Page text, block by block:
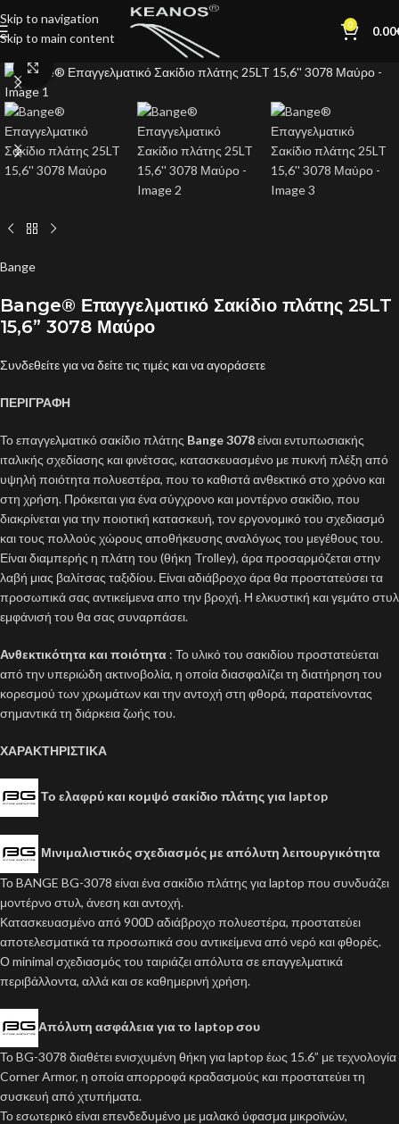
Skip to navigation
Skip to main content
0 0.00
Click to enlarge
Bange
Bange® Επαγγελματικό Σακίδιο πλάτης 25LT
15,6” 3078 Μαύρο
Συνδεθείτε για να δείτε τις τιμές και να αγοράσετε
ΠΕΡΙΓΡΑΦΗ
Το επαγγελματικό σακίδιο πλάτης Bange 3078είναι εντυπωσιακής
ιταλικής σχεδίασης και φινέτσας, κατασκευασμένο με πυκνή πλέξη από
υψηλή ποιότητα πολυεστέρα, που το καθιστά ανθεκτικό στο χρόνο και
στη χρήση. Πρόκειται για ένα σύγχρονο και μοντέρνο σακίδιο, που
διακρίνεται για την ποιοτική κατασκευή, τον εργονομικό του σχεδιασμό
και τους πολλούς χώρους αποθήκευσης αναλόγως του μεγέθους του.
Είναι διαμπερής η πλάτη του (θήκη Trolley), άρα προσαρμόζεται στην
λαβή μιας βαλίτσας ταξιδίου. Είναι αδιάβροχο άρα θα προστατεύσει τα
προσωπικά σας αντικείμενα απο την βροχή. Η ελκυστική και γεμάτο στυλ
εμφάνισή του θα σας συναρπάσει.
Ανθεκτικότητα και ποιότητα : Το υλικό του σακιδίου προστατεύεται
από την υπεριώδη ακτινοβολία, η οποία διασφαλίζει τη διατήρηση του
κορεσμού των χρωμάτων και την αντοχή στη φθορά, παρατείνοντας
σημαντικά τη διάρκεια ζωής του.
ΧΑΡΑΚΤΗΡΙΣΤΙΚΑ
Το ελαφρύ και κομψό σακίδιο πλάτης για laptop
Μινιμαλιστικός σχεδιασμός με απόλυτη λειτουργικότητα
Το BANGE BG-3078 είναι ένα σακίδιο πλάτης για laptop που συνδυάζει
μοντέρνο στυλ, άνεση και αντοχή.
Κατασκευασμένο από 900D αδιάβροχο πολυεστέρα, προστατεύει
αποτελεσματικά τα προσωπικά σου αντικείμενα από νερό και φθορές.
Ο minimal σχεδιασμός του ταιριάζει απόλυτα σε επαγγελματικά
περιβάλλοντα, αλλά και σε καθημερινή χρήση.
Απόλυτη ασφάλεια για το laptop σου
Το BG-3078 διαθέτει ενισχυμένη θήκη για laptop έως 15.6” με τεχνολογία
Corner Armor, η οποία απορροφά κραδασμούς και προστατεύει τη
συσκευή από χτυπήματα.
Το εσωτερικό είναι επενδεδυμένο με μαλακό ύφασμα μικροϊνών,